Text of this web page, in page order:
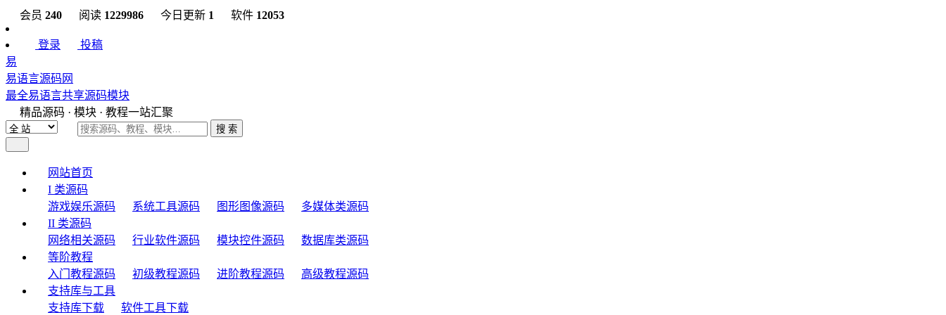
会员 240 阅读 1229986 今日更新 1 软件 12053
登录
投稿
易
易语言源码网
最全易语言共享源码模块
精品源码 · 模块 · 教程一站汇聚
搜 索
网站首页
I 类源码
游戏娱乐源码
系统工具源码 图形图像源码
多媒体类源码
II 类源码
网络相关源码
行业软件源码 模块控件源码
数据库类源码
等阶教程
入门教程源码
初级教程源码 进阶教程源码
高级教程源码
支持库与工具
支持库下载
软件工具下载